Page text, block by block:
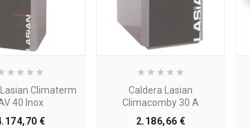
Climaterm
40 Inox
€Precio
Caldera Lasian
Climacomby 30 A
2.186,66 €Precio